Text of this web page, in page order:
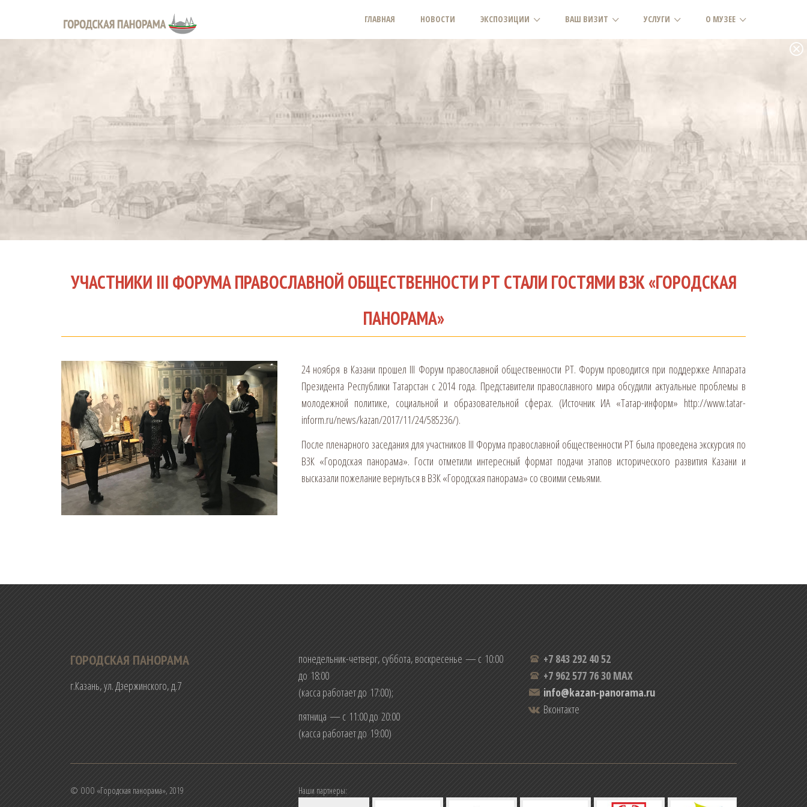
ГЛАВНАЯ НОВОСТИ ЭКСПОЗИЦИИ ВАШ ВИЗИТ УСЛУГИ О МУЗЕЕ
УЧАСТНИКИ III ФОРУМА ПРАВОСЛАВНОЙ ОБЩЕСТВЕННОСТИ РТ СТАЛИ ГОСТЯМИ ВЗК «ГОРОДСКАЯ
ПАНОРАМА»
24 ноября в Казани прошел III Форум православной общественности РТ. Форум проводится при поддержке Аппарата
Президента Республики Татарстан с 2014 года. Представители православного мира обсудили актуальные проблемы в
молодежной политике, социальной и образовательной сферах. (Источник ИА «Татар-информ» http://www.tatar-
inform.ru/news/kazan/2017/11/24/585236/).
После пленарного заседания для участников III Форума православной общественности РТ была проведена экскурсия по
ВЗК «Городская панорама». Гости отметили интересный формат подачи этапов исторического развития Казани и
высказали пожелание вернуться в ВЗК «Городская панорама» со своими семьями.
ГОРОДСКАЯ ПАНОРАМА
г.Казань, ул. Дзержинского, д.7
понедельник-четверг, суббота, воскресенье — с 10:00
до 18:00
(касса работает до 17:00);
пятница — с 11:00 до 20:00
(касса работает до 19:00)
+7 843 292 40 52
+7 962 577 76 30 MAX
info@kazan-panorama.ru
Вконтакте
© ООО «Городская панорама», 2019 Наши партнеры: